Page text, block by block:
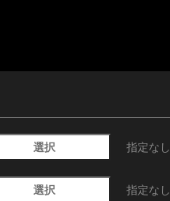
選択 指定なし
選択 指定なし